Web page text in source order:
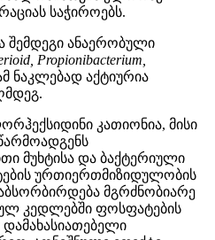
საჭიროებს.
შემდეგი ანაერობული
Propionibacterium,
ნაკლებად აქტიურია
კათიონია, მისი
მუხტისა და ბაქტერიული
ურთიერთმიზიდულობის
მგრძნობიარე
კედლებში ფოსფატების